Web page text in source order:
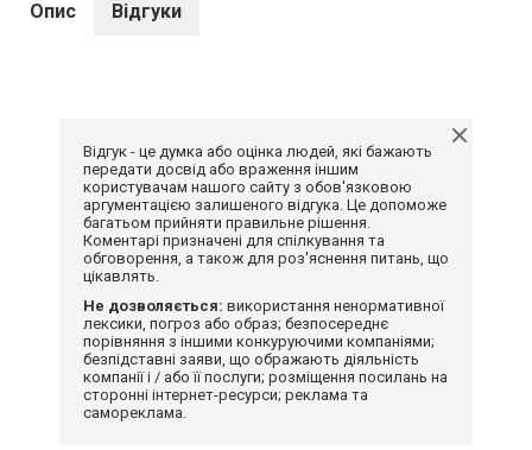
Опис Відгуки
Відгук - це думка або оцінка людей, які бажають
передати досвід або враження іншим
користувачам нашого сайту з обов'язковою
аргументацією залишеного відгука. Це допоможе
багатьом прийняти правильне рішення.
Коментарі призначені для спілкування та
обговорення, а також для роз'яснення питань, що
цікавлять.
Не дозволяється: використання ненормативної
лексики, погроз або образ; безпосереднє
порівняння з іншими конкуруючими компаніями;
безпідставні заяви, що ображають діяльність
компанії і / або її послуги; розміщення посилань на
сторонні інтернет-ресурси; реклама та
самореклама.